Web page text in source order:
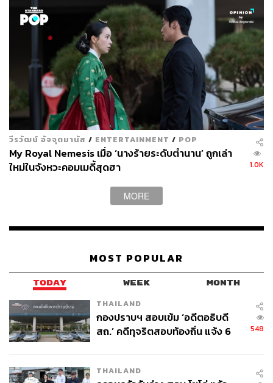
วีรวัฒน์ อัจจุตมานัส / ENTERTAINMENT / POP
My Royal Nemesis เมื่อ ‘นางร้ายระดับตำนาน’ ถูกเล่า
ใหม่ในจังหวะคอมเมดี้สุดฮา
1.0K
MORE
MOST POPULAR
TODAY WEEK MONTH
THAILAND
กองปราบฯ สอบเข้ม ‘อดีตอธิบดี
สถ.’ คดีทุจริตสอบท้องถิ่น แจ้ง 6
548
THAILAND